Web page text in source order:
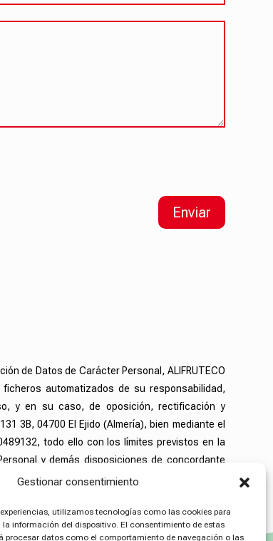
Gestionar consentimiento
utilizamos tecnologías como las cookies para
la información del dispositivo. El consentimiento de estas
procesar datos como el comportamiento de navegación o las
Enviar
de Datos de Carácter Personal, ALIFRUTECO
automatizados de su responsabilidad,
y en su caso, de oposición, rectificación y
3B, 04700 El Ejido (Almería), bien mediante el
todo ello con los límites previstos en la
y demás disposiciones de concordante